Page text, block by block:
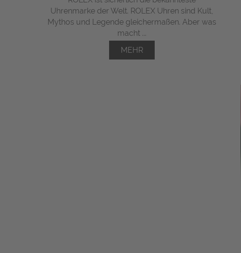
Uhrenmarke der Welt. ROLEX Uhren sind Kult,
Mythos und Legende gleichermaßen. Aber was
macht ...
MEHR